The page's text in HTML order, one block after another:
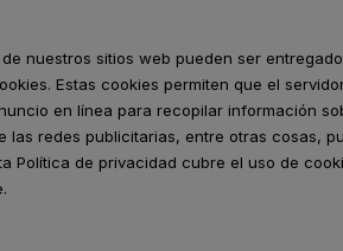
nuestros sitios web pueden ser
Estas cookies permiten que el
en línea para recopilar información
las redes publicitarias, entre otras cosas,
Política de privacidad cubre el uso de